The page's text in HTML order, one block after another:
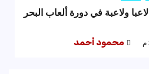
إيطاليا تعلن مشاركة 498 لاعبا ولاعبة في دورة ألعاب البحر
محمود أحمد